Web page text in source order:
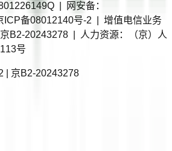
| 网安备：
备08012140号-2 | 增值电信业务
B2-20243278 | 人力资源：（京）人
号
| 京B2-20243278